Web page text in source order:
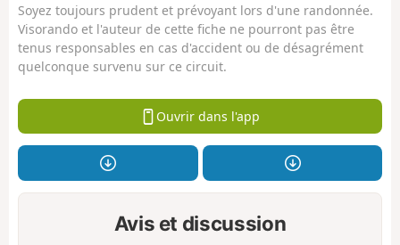
Soyez toujours prudent et prévoyant lors d'une randonnée.
Visorando et l'auteur de cette fiche ne pourront pas être
tenus responsables en cas d'accident ou de désagrément
quelconque survenu sur ce circuit.
Ouvrir dans l'app
Avis et discussion